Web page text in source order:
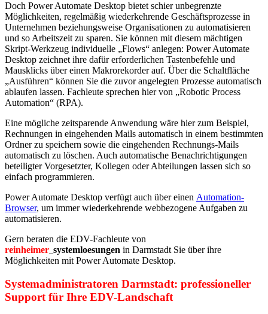
Doch Power Automate Desktop bietet schier unbegrenzte
Möglichkeiten, regelmäßig wiederkehrende Geschäftsprozesse in
Unternehmen beziehungsweise Organisationen zu automatisieren
und so Arbeitszeit zu sparen. Sie können mit diesem mächtigen
Skript-Werkzeug individuelle „Flows“ anlegen: Power Automate
Desktop zeichnet ihre dafür erforderlichen Tastenbefehle und
Mausklicks über einen Makrorekorder auf. Über die Schaltfläche
„Ausführen“ können Sie die zuvor angelegten Prozesse automatisch
ablaufen lassen. Fachleute sprechen hier von „Robotic Process
Automation“ (RPA).
Eine mögliche zeitsparende Anwendung wäre hier zum Beispiel,
Rechnungen in eingehenden Mails automatisch in einem bestimmten
Ordner zu speichern sowie die eingehenden Rechnungs-Mails
automatisch zu löschen. Auch automatische Benachrichtigungen
beteiligter Vorgesetzter, Kollegen oder Abteilungen lassen sich so
einfach programmieren.
Power Automate Desktop verfügt auch über einen Automation-
Browser, um immer wiederkehrende webbezogene Aufgaben zu
automatisieren.
Gern beraten die EDV-Fachleute von
reinheimer systemloesungen in Darmstadt Sie über ihre
Möglichkeiten mit Power Automate Desktop.
Systemadministratoren Darmstadt: professioneller
Support für Ihre EDV-Landschaft